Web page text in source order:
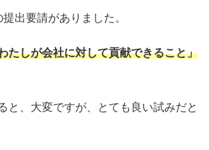
出要請がありました。
たしが会社に対して貢献できること」
と、大変ですが、とても良い試みだと